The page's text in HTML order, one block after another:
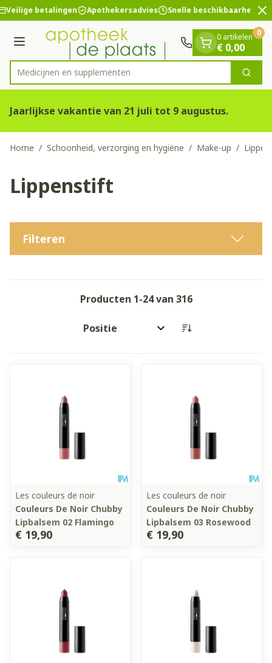
Ga naar de inhoud
2 van 2
Veilige betalingen Apothekersadvies Snelle beschikbaarheid
Menu
Product, merk, categorie...
Medicijnen Zoek
0 artikelen
€ 0,00
0
Jaarlijkse vakantie van 21 juli tot 9 augustus.
Home / Schoonheid, verzorging en hygiëne / Make-up /
Lippenstift
Filteren
Producten 1-24van 316
Sorteer op:
Les couleurs de noir
Couleurs De Noir Chubby
Lipbalsem 02 Flamingo
€ 19,90
Les couleurs de noir
Couleurs De Noir Chubby
Lipbalsem 03 Rosewood
€ 19,90